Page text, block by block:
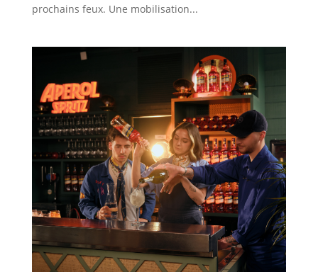
prochains feux. Une mobilisation...